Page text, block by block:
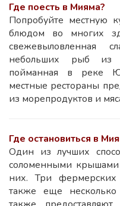
Где поесть в Мияма?
Попробуйте местную
блюдом во многих
свежевыловленная
небольших рыб из
пойманная в реке
местные рестораны
из морепродуктов и
Где остановиться в
Один из лучших
соломенными
них. Три
также еще